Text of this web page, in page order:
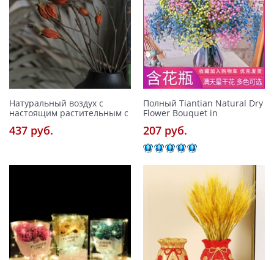
Натуральный воздух с
настоящим растительным с
437 pуб.
Полный Tiantian Natural Dry
Flower Bouquet in
207 pуб.